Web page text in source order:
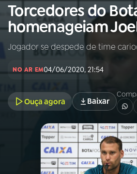
Buscar
na
Rádio
Nacional
Buscar
01INÍCIO
A RÁDIO
PROGRAMAÇÃO
Torcedores do
homenageiam
Jogador se despede de time
NO AR EM04/06/2020, 21:54
Ouça agora Baixar